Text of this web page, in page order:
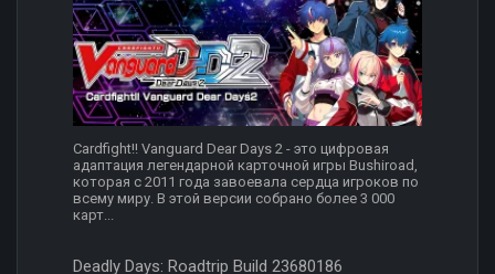
Cardfight!! Vanguard Dear Days 2 - это цифровая
адаптация легендарной карточной игры Bushiroad,
которая с 2011 года завоевала сердца игроков по
всему миру. В этой версии собрано более 3 000
карт...
Deadly Days: Roadtrip Build 23680186